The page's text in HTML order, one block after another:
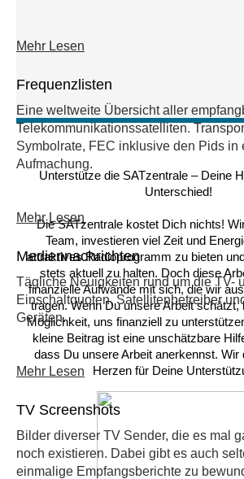
Mehr Lesen
Frequenzlisten
Eine weltweite Übersicht aller
Telekommunikationssatelliten.
Symbolrate, FEC inklusive den Pids in
Aufmachung.
Mehr Lesen
Mediennachrichten
Tägliche Neuigkeiten rund um die TV-
Einschaltquoten, Satellitenbetreiber
Geräten.
Mehr Lesen
TV Screenshots
Bilder diverser TV Sender, die es mal
noch existieren. Dabei gibt es auch
einmalige Empfangsberichte zu
Unterstütze die SATzentrale – Deine
Unterschied!
Die SATzentrale kostet Dich nichts!
Team, investieren viel Zeit und
attraktives Radioprogramm zu bieten
stets aktuell zu halten. Doch diese
finanzielle Aufwände mit sich, die wir
tragen. Wenn Du unsere Arbeit schätzt,
Möglichkeit, uns finanziell zu
kleine Beitrag ist eine unschätzbare
dass Du unsere Arbeit anerkennst. Wir
Herzen für Deine